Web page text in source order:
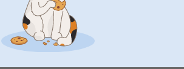
⭐⭐⭐⭐⭐tähdestä ja palautteesta, se